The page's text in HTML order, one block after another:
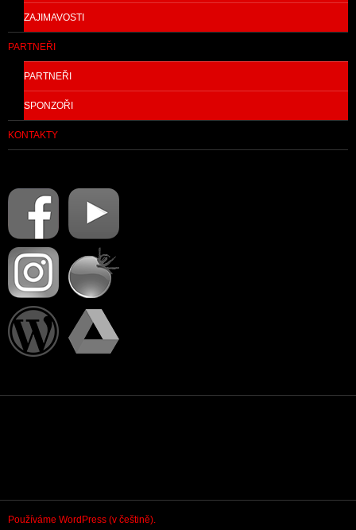
ZAJIMAVOSTI
PARTNEŘI
PARTNEŘI
SPONZOŘI
KONTAKTY
Používáme WordPress (v češtině).